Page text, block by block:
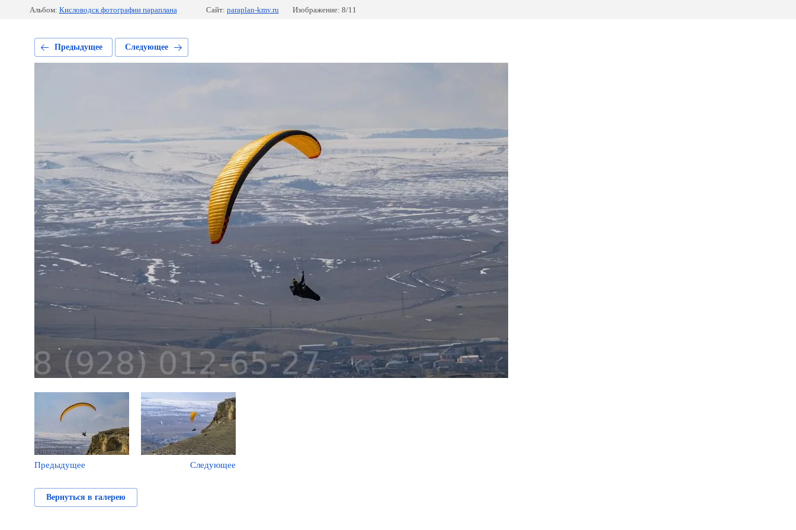
Альбом: Кисловодск фотографии параплана Сайт: paraplan-kmv.ru Изображение: 8/11
Предыдущее Следующее
Предыдущее Следующее
Вернуться в галерею